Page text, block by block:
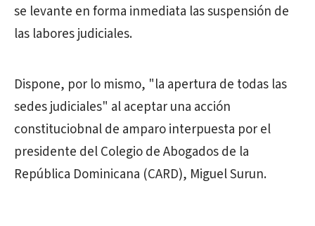
se levante en forma inmediata las suspensión de
las labores judiciales.
Dispone, por lo mismo, "la apertura de todas las
sedes judiciales" al aceptar una acción
constituciobnal de amparo interpuesta por el
presidente del Colegio de Abogados de la
República Dominicana (CARD), Miguel Surun.